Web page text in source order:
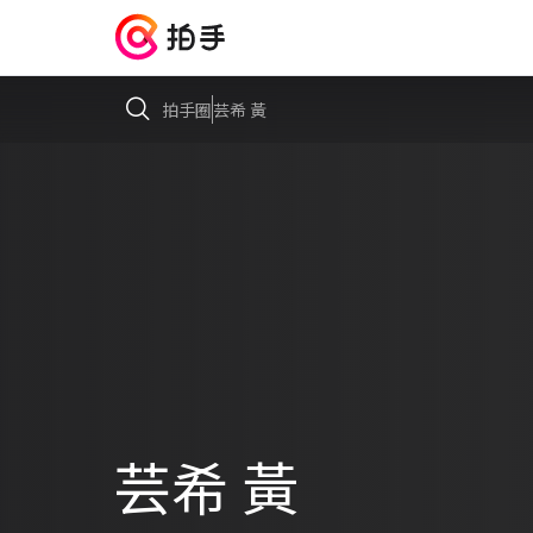
拍手圈芸希 黃
芸希 黃